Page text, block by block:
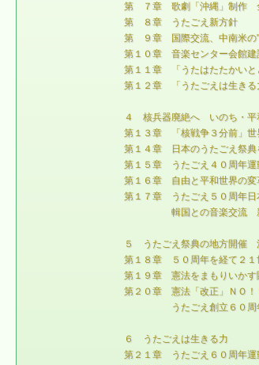
第 ７章 歌劇「沖縄」制作
第 ８章 うたごえ新方針
第 ９章 国際交流、中南米の"
第１０章 音楽センター会館建
第１１章 「うたはたたかい
第１２章 「うたごえは生き
４ 核兵器廃絶へ いのち・平
第１３章 「核戦争３分前」世
第１４章 日本のうたごえ祭典
第１５章 うたごえ４０周年運
第１６章 自由と平和世界の変
第１７章 うたごえ５０周年日
輯国との音楽交流 新
５ うたごえ祭典の地方開催
第１８章 ５０周年を経て２
第１９章 憲法をまもりいかす
第２０章 憲法「改正」ＮＯ！
うたごえ創立６０周年
６ うたごえは生きる力
第２１章 うたごえ６０周年運